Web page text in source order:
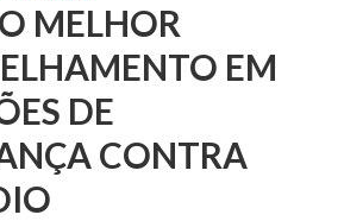
MELHOR
EM
DE
CONTRA